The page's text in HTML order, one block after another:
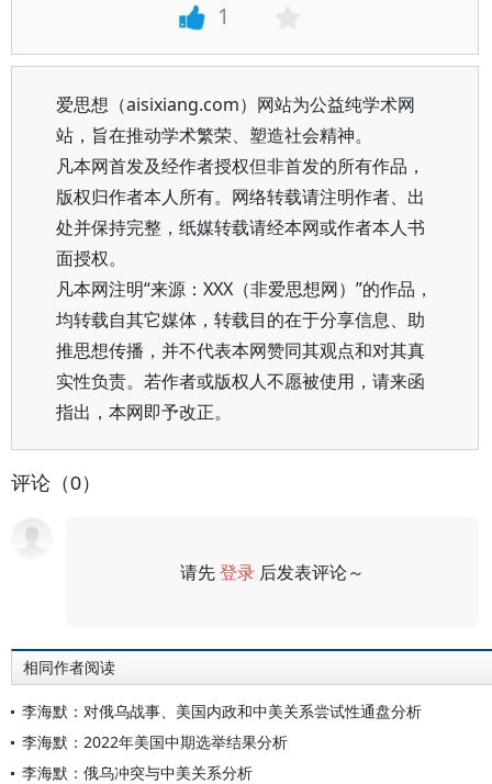
1
爱思想（aisixiang.com）网站为公益纯学术网
站，旨在推动学术繁荣、塑造社会精神。
凡本网首发及经作者授权但非首发的所有作品，
版权归作者本人所有。网络转载请注明作者、出
处并保持完整，纸媒转载请经本网或作者本人书
面授权。
凡本网注明“来源：XXX（非爱思想网）”的作品，
均转载自其它媒体，转载目的在于分享信息、助
推思想传播，并不代表本网赞同其观点和对其真
实性负责。若作者或版权人不愿被使用，请来函
指出，本网即予改正。
评论（0）
请先登录 后发表评论～
相同作者阅读
李海默：对俄乌战事、美国内政和中美关系尝试性通盘分析
李海默：2022年美国中期选举结果分析
李海默：俄乌冲突与中美关系分析